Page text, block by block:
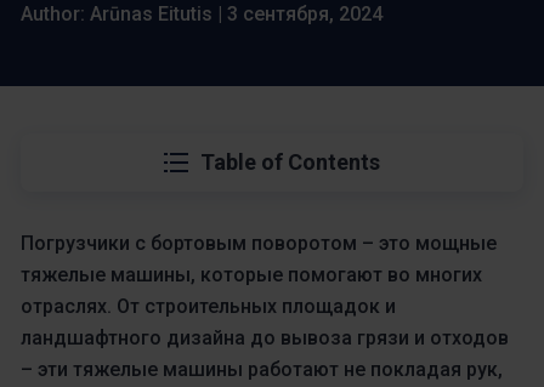
Author: Arūnas Eitutis | 3 сентября, 2024
Table of Contents
Погрузчики с бортовым поворотом – это мощные
тяжелые машины, которые помогают во многих
отраслях. От строительных площадок и
ландшафтного дизайна до вывоза грязи и отходов
– эти тяжелые машины работают не покладая рук,